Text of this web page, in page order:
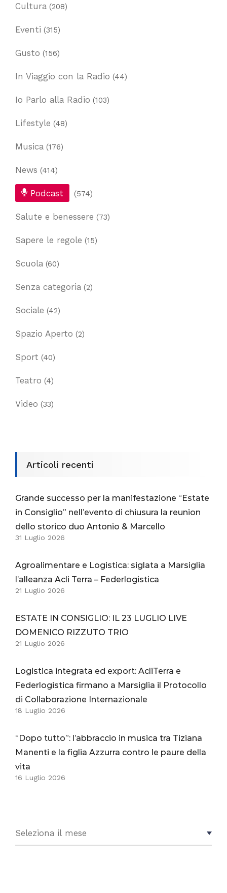
Cultura (208)
Eventi (315)
Gusto (156)
In Viaggio con la Radio (44)
Io Parlo alla Radio (103)
Lifestyle (48)
Musica (176)
News (414)
Podcast (574)
Salute e benessere (73)
Sapere le regole (15)
Scuola (60)
Senza categoria (2)
Sociale (42)
Spazio Aperto (2)
Sport (40)
Teatro (4)
Video (33)
Articoli recenti
Grande successo per la manifestazione “Estate
in Consiglio” nell’evento di chiusura la reunion
dello storico duo Antonio & Marcello
31 Luglio 2026
Agroalimentare e Logistica: siglata a Marsiglia
l’alleanza Acli Terra – Federlogistica
21 Luglio 2026
ESTATE IN CONSIGLIO: IL 23 LUGLIO LIVE
DOMENICO RIZZUTO TRIO
21 Luglio 2026
Logistica integrata ed export: AcliTerra e
Federlogistica firmano a Marsiglia il Protocollo
di Collaborazione Internazionale
18 Luglio 2026
“Dopo tutto”: l’abbraccio in musica tra Tiziana
Manenti e la figlia Azzurra contro le paure della
vita
16 Luglio 2026